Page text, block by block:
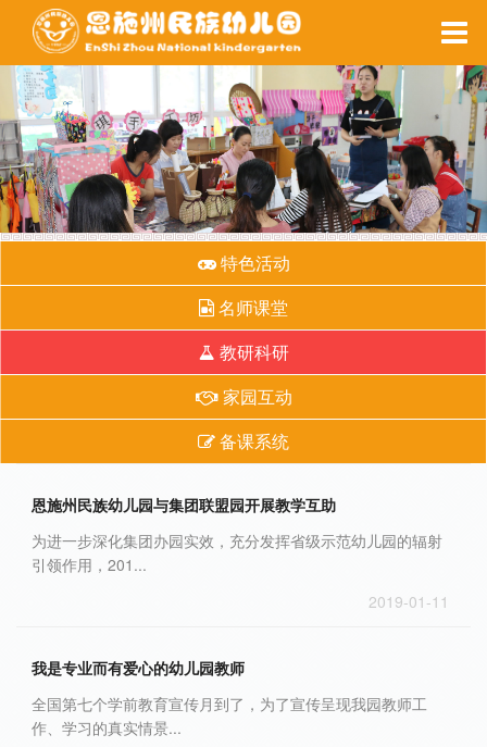
家园互动
备课系统
每周食谱
健康之窗
特色活动
名师课堂
教研科研
家园互动
备课系统
恩施州民族幼儿园与集团联盟园开展教学互助
为进一步深化集团办园实效，充分发挥省级示范幼儿园的辐射
引领作用，201...
2019-01-11
我是专业而有爱心的幼儿园教师
全国第七个学前教育宣传月到了，为了宣传呈现我园教师工
作、学习的真实情景...